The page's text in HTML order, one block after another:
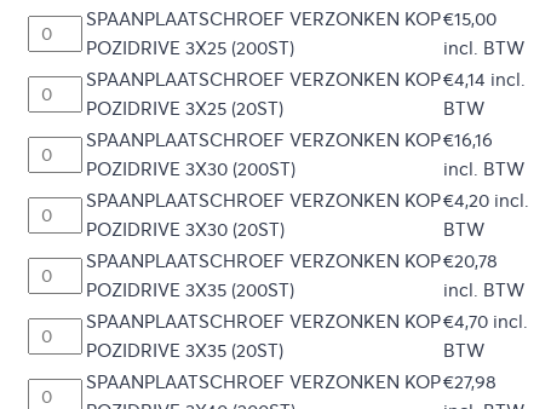
SPAANPLAATSCHROEF VERZONKEN KOP
POZIDRIVE 3X25 (200ST)
€15,00
incl. BTW
SPAANPLAATSCHROEF VERZONKEN KOP
POZIDRIVE 3X25 (20ST)
€4,14 incl.
BTW
SPAANPLAATSCHROEF VERZONKEN KOP
POZIDRIVE 3X30 (200ST)
€16,16
incl. BTW
SPAANPLAATSCHROEF VERZONKEN KOP
POZIDRIVE 3X30 (20ST)
€4,20 incl.
BTW
SPAANPLAATSCHROEF VERZONKEN KOP
POZIDRIVE 3X35 (200ST)
€20,78
incl. BTW
SPAANPLAATSCHROEF VERZONKEN KOP
POZIDRIVE 3X35 (20ST)
€4,70 incl.
BTW
SPAANPLAATSCHROEF VERZONKEN KOP€27,98